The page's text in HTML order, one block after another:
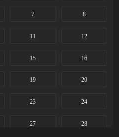
7 8
11 12
15 16
19 20
23 24
27 28